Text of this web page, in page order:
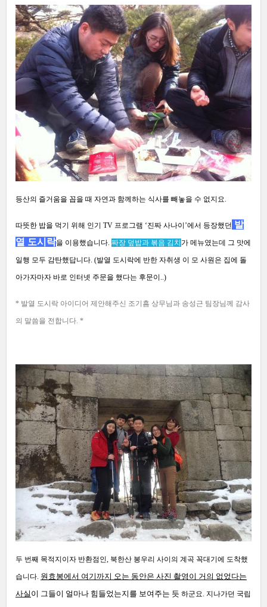
등산의 즐거움을 꼽을 때 자연과 함께하는 식사를 빼놓을 수 없지요.
따뜻한 밥을 먹기 위해 인기 TV 프로그램 ‘진짜 사나이’에서 등장했던 발
열 도시락을 이용했습니다. 짜장 덮밥과 볶음 김치가 메뉴였는데 그 맛에
일행 모두 감탄했답니다. (발열 도시락에 반한 자취생 이 모 사원은 집에 돌
아가자마자 바로 인터넷 주문을 했다는 후문이..)
* 발열 도시락 아이디어 제안해주신 조기흠 상무님과 송성근 팀장님께 감사
의 말씀을 전합니다. *
두 번째 목적지이자 반환점인, 북한산 봉우리 사이의 계곡 꼭대기에 도착했
습니다. 원효봉에서 여기까지 오는 동안은 사진 촬영이 거의 없었다는
사실 이 그들이 얼마나 힘들었는지를 보여주는 듯 하군요. 지나가던 국립